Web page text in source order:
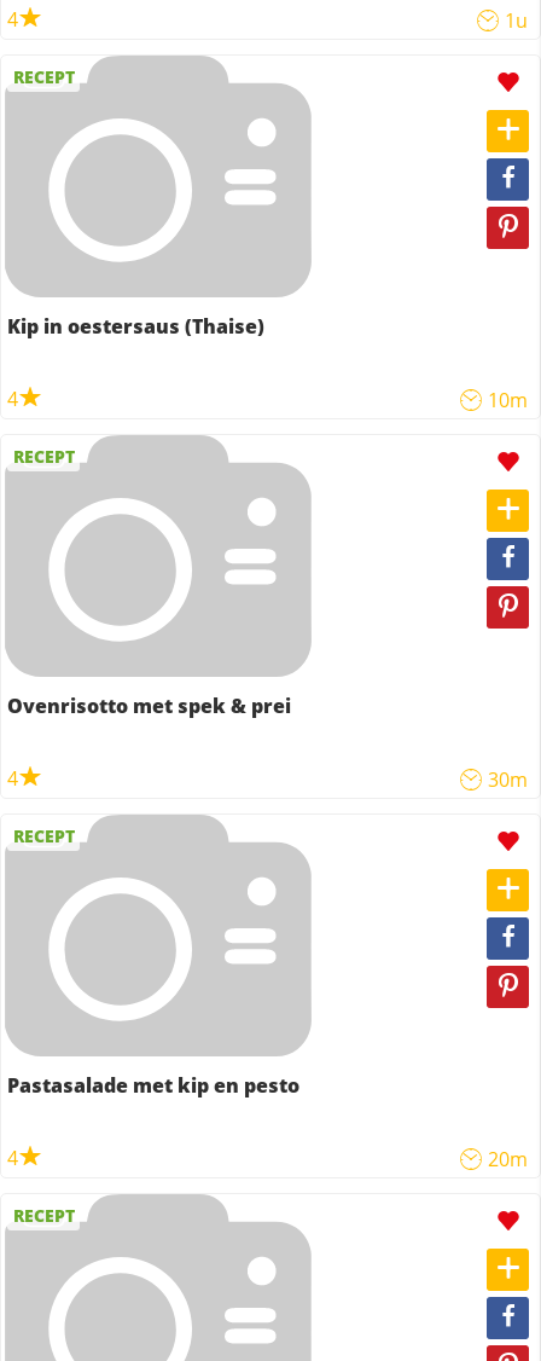
4 1u
RECEPT
Kip in oestersaus (Thaise)
4 10m
RECEPT
Ovenrisotto met spek & prei
4 30m
RECEPT
Pastasalade met kip en pesto
4 20m
RECEPT